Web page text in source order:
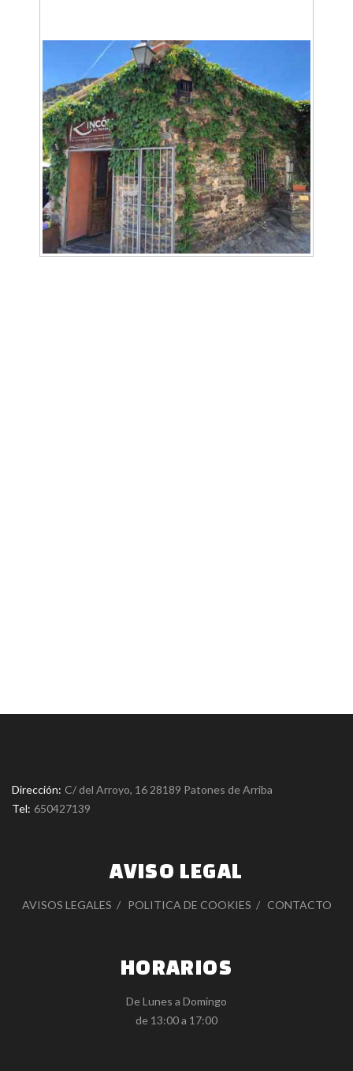
Dirección: C/ del Arroyo, 16 28189 Patones de Arriba
Tel: 650427139
AVISO LEGAL
AVISOS LEGALES POLITICA DE COOKIES CONTACTO
HORARIOS
De Lunes a Domingo
de 13:00 a 17:00